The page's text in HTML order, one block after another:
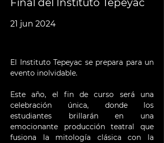
Final del Instituto Tepeyac
21 jun 2024
El Instituto Tepeyac se prepara para un
evento inolvidable.
Este año, el fin de curso será una
celebración única, donde los
estudiantes brillarán en una
emocionante producción teatral que
fusiona la mitología clásica con la